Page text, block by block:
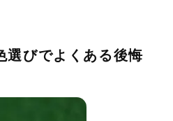
選びでよくある後悔